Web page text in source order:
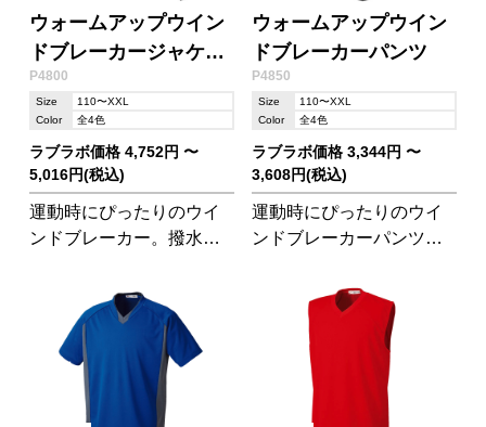
ウォームアップウイン
ドブレーカージャケッ
ト
P4800
Size
110〜XXL
Color
全4色
ラブラボ価格 4,752円 〜
5,016円(税込)
運動時にぴったりのウイ
ンドブレーカー。撥水性
ォームアップウインドブ
レーカーパンツ(P4850)と
セットアップにできま
ウォームアップウイン
ドブレーカーパンツ
P4850
Size
110〜XXL
Color
全4色
ラブラボ価格 3,344円 〜
3,608円(税込)
運動時にぴったりのウイ
ンドブレーカーパンツ。
にも!ウォームアップウイ
ンドブレーカージャケッ
ト(P4800)とセットアップ
にできます。